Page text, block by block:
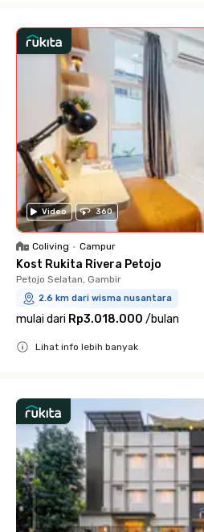
Video 360
Coliving • Campur
Kost Rukita Rivera Petojo
Petojo Selatan, Gambir
2.6 km dari wisma nusantara
mulai dari Rp3.018.000 /bulan
Lihat info lebih banyak